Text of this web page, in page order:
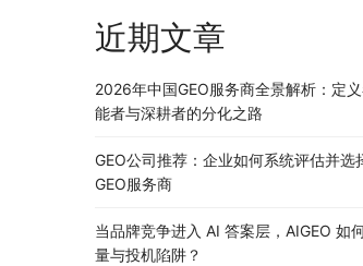
近期文章
2026年中国GEO服务商全景解析：定
能者与深耕者的分化之路
GEO公司推荐：企业如何系统评估并选
GEO服务商
当品牌竞争进入 AI 答案层，AIGEO 如
量与投机陷阱？